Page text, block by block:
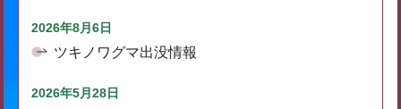
2026年8月6日
ツキノワグマ出没情報
2026年5月28日